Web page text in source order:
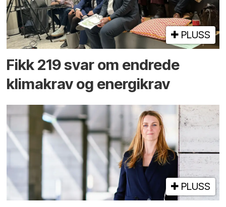
PLUSS
Fikk 219 svar om endrede
klimakrav og energikrav
PLUSS